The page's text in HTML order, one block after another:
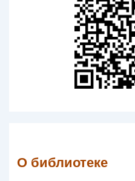
О библиотеке